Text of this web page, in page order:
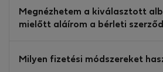
Megnézhetem a kiválasztott
mielőtt aláírom a bérleti
Milyen fizetési módszereket